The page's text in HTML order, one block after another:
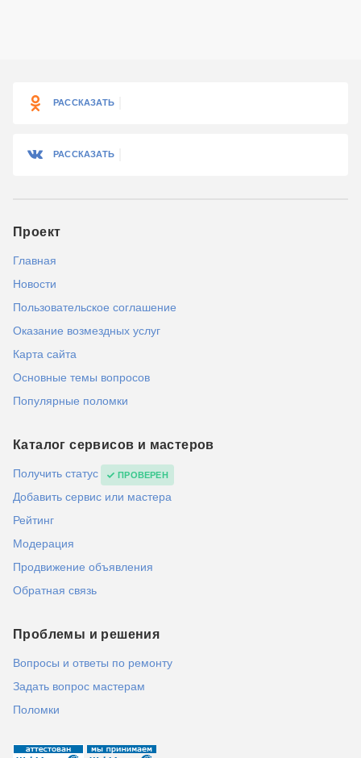
РАССКАЗАТЬ
РАССКАЗАТЬ
Проект
Главная
Новости
Пользовательское соглашение
Оказание возмездных услуг
Карта сайта
Основные темы вопросов
Популярные поломки
Каталог сервисов и мастеров
Получить статус ПРОВЕРЕН
Добавить сервис или мастера
Рейтинг
Модерация
Продвижение объявления
Обратная связь
Проблемы и решения
Вопросы и ответы по ремонту
Задать вопрос мастерам
Поломки